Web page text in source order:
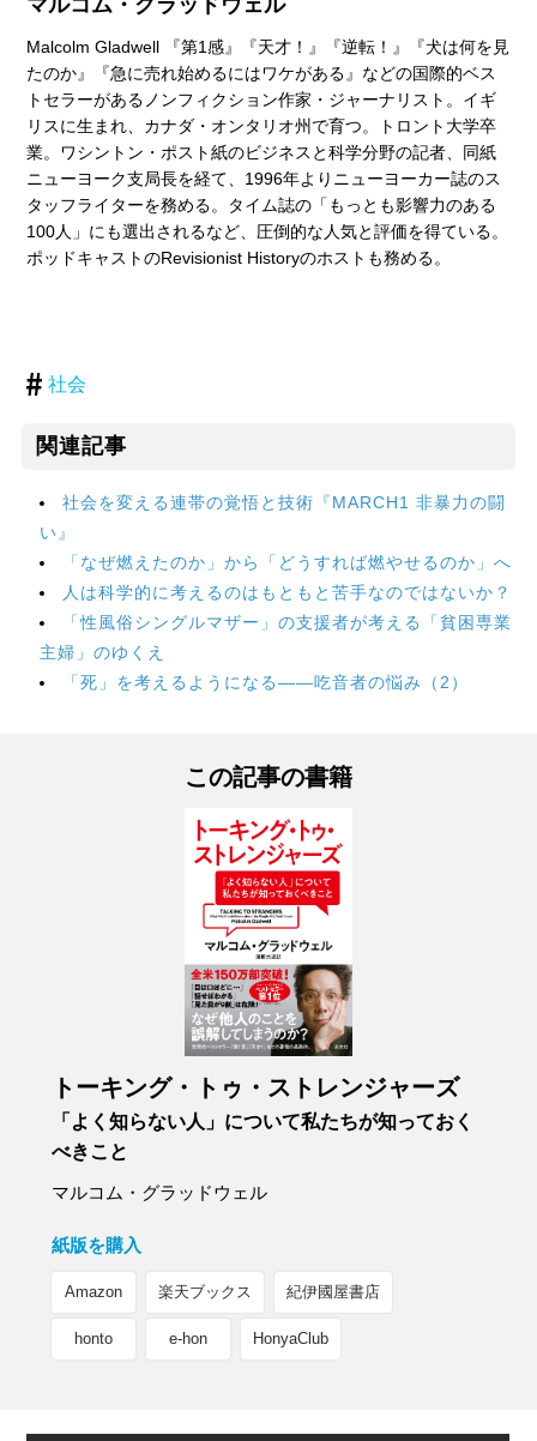
マルコム・グラッドウェル
Malcolm Gladwell 『第1感』『天才！』『逆転！』『犬は何を見
たのか』『急に売れ始めるにはワケがある』などの国際的ベス
トセラーがあるノンフィクション作家・ジャーナリスト。イギ
リスに生まれ、カナダ・オンタリオ州で育つ。トロント大学卒
業。ワシントン・ポスト紙のビジネスと科学分野の記者、同紙
ニューヨーク支局長を経て、1996年よりニューヨーカー誌のス
タッフライターを務める。タイム誌の「もっとも影響力のある
100人」にも選出されるなど、圧倒的な人気と評価を得ている。
ポッドキャストのRevisionist Historyのホストも務める。
社会
関連記事
社会を変える連帯の覚悟と技術『MARCH1 非暴力の闘
い』
「なぜ燃えたのか」から「どうすれば燃やせるのか」へ
人は科学的に考えるのはもともと苦手なのではないか？
「性風俗シングルマザー」の支援者が考える「貧困専業
主婦」のゆくえ
「死」を考えるようになる――吃音者の悩み（2）
この記事の書籍
トーキング・トゥ・ストレンジャーズ
「よく知らない人」について私たちが知っておく
べきこと
マルコム・グラッドウェル
紙版を購入
Amazon 楽天ブックス 紀伊國屋書店
honto e-hon HonyaClub